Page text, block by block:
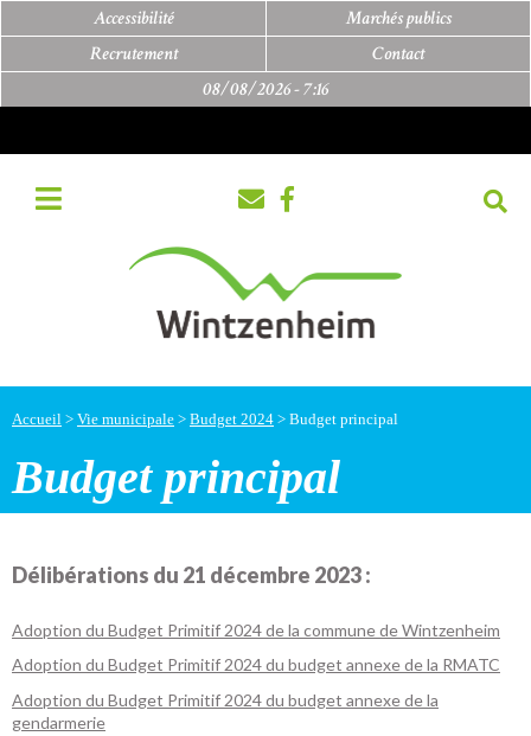
Accessibilité
Marchés publics
Recrutement
Contact
08/08/2026 -7:16
Accueil > Vie municipale > Budget 2024 > Budget principal
Budget principal
Délibérations du 21 décembre 2023 :
Adoption du Budget Primitif 2024 de la commune de Wintzenheim
Adoption du Budget Primitif 2024 du budget annexe de la RMATC
Adoption du Budget Primitif 2024 du budget annexe de la
gendarmerie